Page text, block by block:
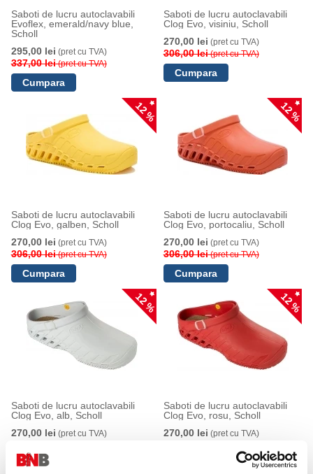
Saboti de lucru autoclavabili
Evoflex, emerald/navy blue,
Scholl
295,00 lei (pret cu TVA)
337,00 lei(pret cu TVA)
Saboti de lucru autoclavabili
Clog Evo, visiniu, Scholl
270,00 lei (pret cu TVA)
306,00 lei(pret cu TVA)
12 %
Saboti de lucru autoclavabili
Clog Evo, galben, Scholl
270,00 lei (pret cu TVA)
306,00 lei(pret cu TVA)
12 %
Saboti de lucru autoclavabili
Clog Evo, portocaliu, Scholl
270,00 lei (pret cu TVA)
306,00 lei(pret cu TVA)
12 %
Saboti de lucru autoclavabili
Clog Evo, alb, Scholl
270,00 lei (pret cu TVA)
12 %
Saboti de lucru autoclavabili
Clog Evo, rosu, Scholl
270,00 lei (pret cu TVA)